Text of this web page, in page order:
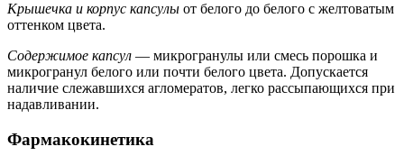
Крышечка и корпус капсулы от белого до белого с желтоватым
оттенком цвета.
Содержимое капсул — микрогранулы или смесь порошка и
микрогранул белого или почти белого цвета. Допускается
наличие слежавшихся агломератов, легко рассыпающихся при
надавливании.
Фармакокинетика